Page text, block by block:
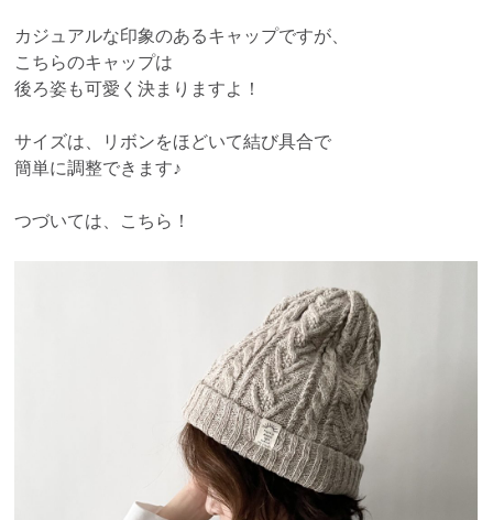
カジュアルな印象のあるキャップですが、
こちらのキャップは
後ろ姿も可愛く決まりますよ！
サイズは、リボンをほどいて結び具合で
簡単に調整できます♪
つづいては、こちら！